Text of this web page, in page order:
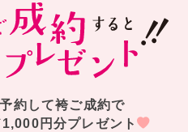
約して袴ご成約で
円分プレゼント